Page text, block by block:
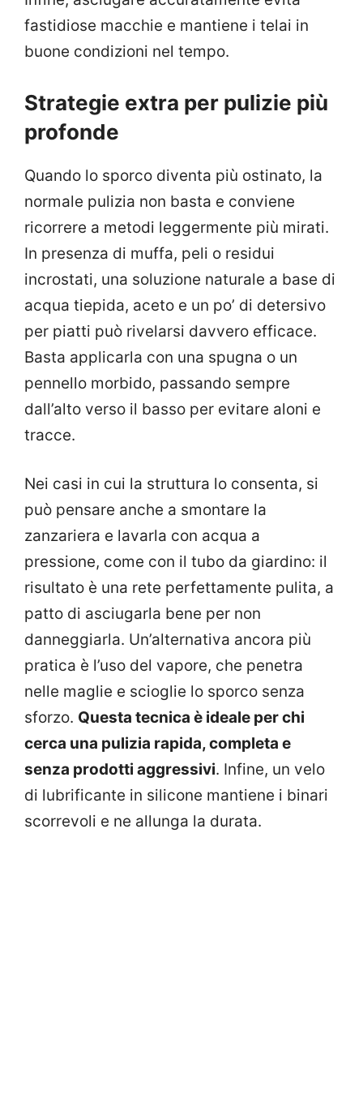
fastidiose macchie e mantiene i telai in
buone condizioni nel tempo.
Strategie extra per pulizie più
profonde
Quando lo sporco diventa più ostinato, la
normale pulizia non basta e conviene
ricorrere a metodi leggermente più mirati.
In presenza di muffa, peli o residui
incrostati, una soluzione naturale a base di
acqua tiepida, aceto e un po’ di detersivo
per piatti può rivelarsi davvero efficace.
Basta applicarla con una spugna o un
pennello morbido, passando sempre
dall’alto verso il basso per evitare aloni e
tracce.
Nei casi in cui la struttura lo consenta, si
può pensare anche a smontare la
zanzariera e lavarla con acqua a
pressione, come con il tubo da giardino: il
risultato è una rete perfettamente pulita, a
patto di asciugarla bene per non
danneggiarla. Un’alternativa ancora più
pratica è l’uso del vapore, che penetra
nelle maglie e scioglie lo sporco senza
sforzo. Questa tecnica è ideale per chi
cerca una pulizia rapida, completa e
senza prodotti aggressivi. Infine, un velo
di lubrificante in silicone mantiene i binari
scorrevoli e ne allunga la durata.